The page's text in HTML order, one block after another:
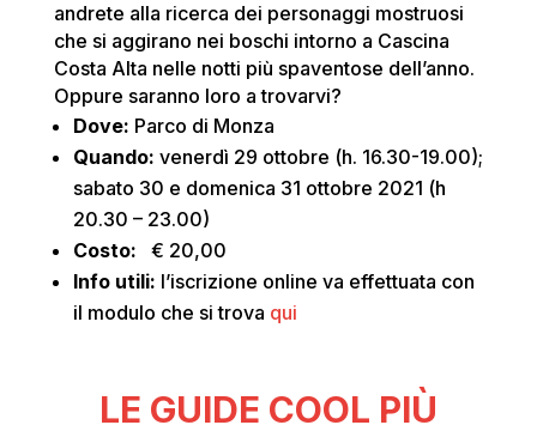
andrete alla ricerca dei personaggi mostruosi
che si aggirano nei boschi intorno a Cascina
Costa Alta nelle notti più spaventose dell’anno.
Oppure saranno loro a trovarvi?
Dove: Parco di Monza
Quando: venerdì 29 ottobre (h. 16.30-19.00);
sabato 30 e domenica 31 ottobre 2021 (h
20.30 – 23.00)
Costo:
€ 20,00
Info utili: l’iscrizione online va effettuata con
il modulo che si trova qui
LE GUIDE COOL PIÙ